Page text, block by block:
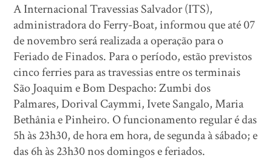
A Internacional Travessias Salvador (ITS),
administradora do Ferry-Boat, informou que até 07
de novembro será realizada a operação para o
Feriado de Finados. Para o período, estão previstos
cinco ferries para as travessias entre os terminais
São Joaquim e Bom Despacho: Zumbi dos
Palmares, Dorival Caymmi, Ivete Sangalo, Maria
Bethânia e Pinheiro. O funcionamento regular é das
5h às 23h30, de hora em hora, de segunda à sábado; e
das 6h às 23h30 nos domingos e feriados.